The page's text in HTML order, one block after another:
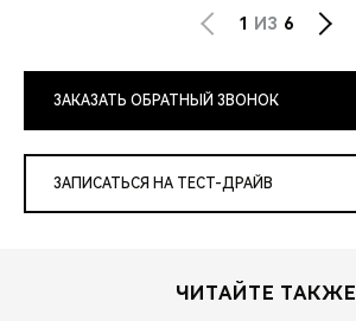
1 ИЗ 6
ЗАКАЗАТЬ ОБРАТНЫЙ ЗВОНОК
ЗАПИСАТЬСЯ НА ТЕСТ-ДРАЙВ
ЧИТАЙТЕ ТАКЖЕ